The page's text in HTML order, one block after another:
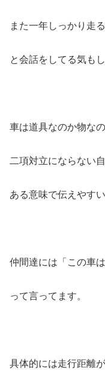
また一年しっかり走
と会話をしてる気も
車は道具なのか物な
二項対立にならない
ある意味で伝えやす
仲間達には「この車
って言ってます。
具体的には走行距離